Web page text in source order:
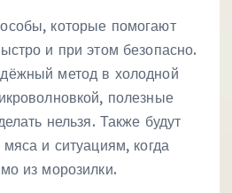
которые помогают
и при этом безопасно.
метод в холодной
полезные
нельзя. Также будут
и ситуациям, когда
из морозилки.